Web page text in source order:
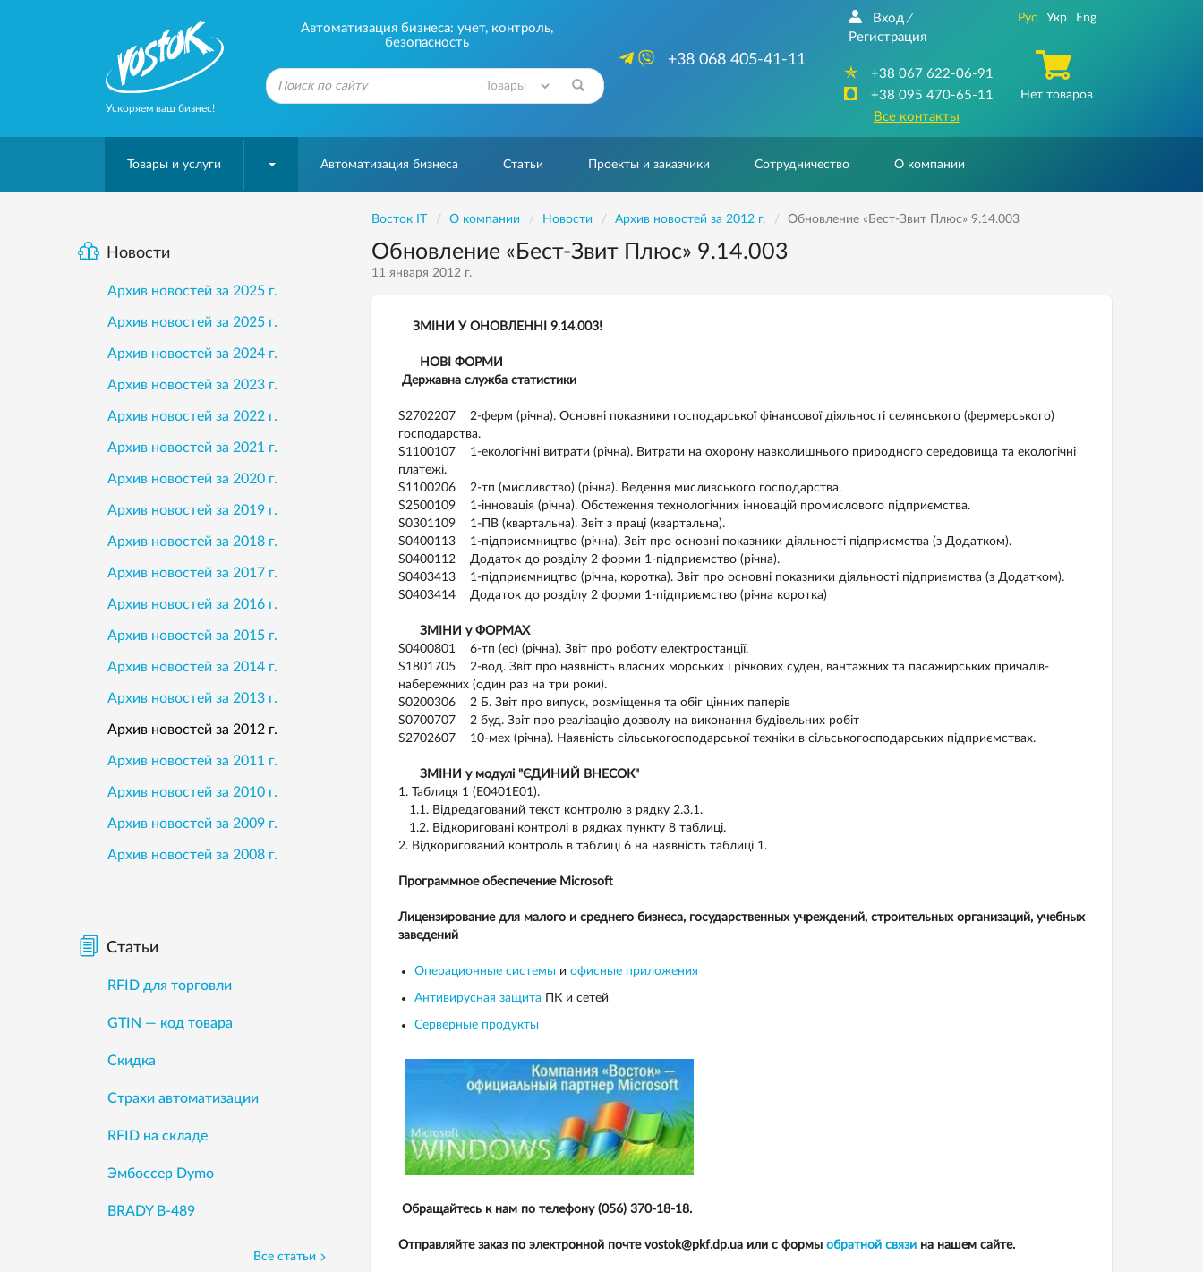
Ускоряем ваш бизнес!
Автоматизация бизнеса: учет, контроль,
безопасность
+38 068 405-41-11
Вход /
Регистрация
+38 067 622-06-91
+38 095 470-65-11
Все контакты
Рус Укр Eng
Нет товаров
Товары и услуги Автоматизация бизнеса Статьи Проекты и заказчики Сотрудничество О компании
Восток IT О компании Новости Архив новостей за 2012 г. Обновление «Бест-Звит Плюс» 9.14.003
Обновление «Бест-Звит Плюс» 9.14.003
11 января 2012 г.
ЗМІНИ У ОНОВЛЕННІ 9.14.003!
НОВІ ФОРМИ
Державна служба статистики
S2702207 2-ферм (річна). Основні показники господарської фінансової діяльності селянського (фермерського)
господарства.
S1100107 1-екологічні витрати (річна). Витрати на охорону навколишнього природного середовища та екологічні
платежі.
S1100206 2-тп (мисливство) (річна). Ведення мисливського господарства.
S2500109 1-інновація (річна). Обстеження технологічних інновацій промислового підприємства.
S0301109 1-ПВ (квартальна). Звіт з праці (квартальна).
S0400113 1-підприємництво (річна). Звіт про основні показники діяльності підприємства (з Додатком).
S0400112 Додаток до розділу 2 форми 1-підприємство (річна).
S0403413 1-підприємництво (річна, коротка). Звіт про основні показники діяльності підприємства (з Додатком).
S0403414 Додаток до розділу 2 форми 1-підприємство (річна коротка)
ЗМІНИ у ФОРМАХ
S0400801 6-тп (ес) (річна). Звіт про роботу електростанції.
S1801705 2-вод. Звіт про наявність власних морських і річкових суден, вантажних та пасажирських причалів-
набережних (один раз на три роки).
S0200306 2 Б. Звіт про випуск, розміщення та обіг цінних паперів
S0700707 2 буд. Звіт про реалізацію дозволу на виконання будівельних робіт
S2702607 10-мех (річна). Наявність сільськогосподарської техніки в сільськогосподарських підприємствах.
ЗМІНИ у модулі "ЄДИНИЙ ВНЕСОК"
1. Таблиця 1 (Е0401Е01).
1.1. Відредагований текст контролю в рядку 2.3.1.
1.2. Відкориговані контролі в рядках пункту 8 таблиці.
2. Відкоригований контроль в таблиці 6 на наявність таблиці 1.
Программное обеспечение Microsoft
Лицензирование для малого и среднего бизнеса, государственных учреждений, строительных организаций, учебных
заведений
Операционные системыи офисные приложения
Антивирусная защита ПК и сетей
Серверные продукты
Обращайтесь к нам по телефону (056) 370-18-18.
Отправляйте заказ по электронной почте vostok@pkf.dp.ua или с формы обратной связина нашем сайте.
Новости
Архив новостей за 2025 г.
Архив новостей за 2025 г.
Архив новостей за 2024 г.
Архив новостей за 2023 г.
Архив новостей за 2022 г.
Архив новостей за 2021 г.
Архив новостей за 2020 г.
Архив новостей за 2019 г.
Архив новостей за 2018 г.
Архив новостей за 2017 г.
Архив новостей за 2016 г.
Архив новостей за 2015 г.
Архив новостей за 2014 г.
Архив новостей за 2013 г.
Архив новостей за 2012 г.
Архив новостей за 2011 г.
Архив новостей за 2010 г.
Архив новостей за 2009 г.
Архив новостей за 2008 г.
Статьи
RFID для торговли
GTIN — код товара
Скидка
Страхи автоматизации
RFID на складе
Эмбоссер Dymo
BRADY B-489
Все статьи